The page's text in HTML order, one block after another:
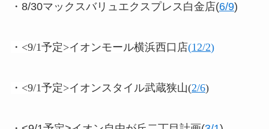
・8/30マックスバリュエクスプレス白金店(6/9)
・<9/1予定>イオンモール横浜西口店(12/2)
・<9/1予定>イオンスタイル武蔵狭山(2/6)